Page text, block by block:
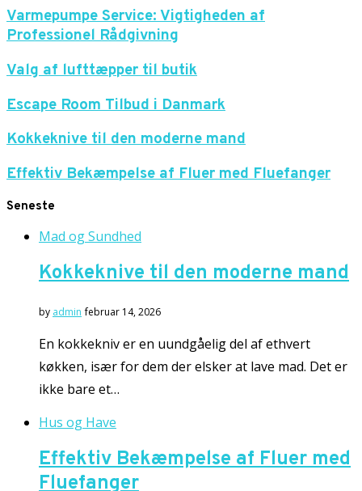
Varmepumpe Service: Vigtigheden af
Professionel Rådgivning
Valg af lufttæpper til butik
Escape Room Tilbud i Danmark
Kokkeknive til den moderne mand
Effektiv Bekæmpelse af Fluer med Fluefanger
Seneste
Mad og Sundhed
Kokkeknive til den moderne mand
by admin februar 14, 2026
En kokkekniv er en uundgåelig del af ethvert
køkken, især for dem der elsker at lave mad. Det er
ikke bare et…
Hus og Have
Effektiv Bekæmpelse af Fluer med
Fluefanger